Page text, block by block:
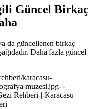
Güncel Birkaç
da güncellenen birkaç
Daha fazla güncel
karacasu-
muzesi.jpg-|-
Rehberi-|-Karacasu